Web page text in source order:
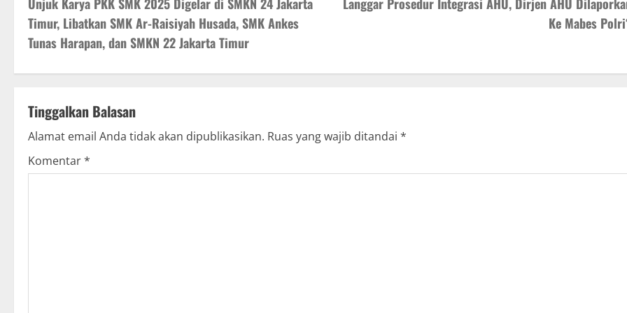
o
s
t
n
a
v
Unjuk Karya PKK SMK 2025 Digelar di SMKN 24 Jakarta
Timur, Libatkan SMK Ar-Raisiyah Husada, SMK Ankes
Tunas Harapan, dan SMKN 22 Jakarta Timur
Langgar Prosedur Integrasi AHU, Dirjen AHU
Ke Mabes
Tinggalkan Balasan
Alamat email Anda tidak akan dipublikasikan. Ruas yang wajib ditandai *
Komentar*